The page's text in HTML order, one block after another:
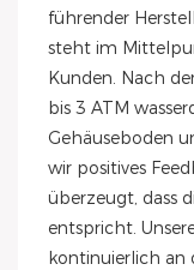
führender
steht im
Kunden. Nach
bis 3 ATM
Gehäuseboden
wir positives
überzeugt, dass
entspricht.
kontinuierlich an